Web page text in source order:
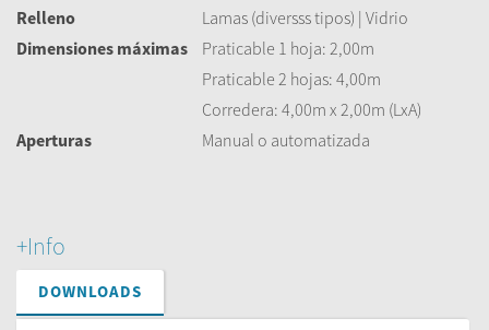
Relleno
Lamas (diversss tipos) | Vidrio
Dimensiones máximas
Praticable 1 hoja: 2,00m
Praticable 2 hojas: 4,00m
Corredera: 4,00m x 2,00m (LxA)
Aperturas
Manual o automatizada
+Info
DOWNLOADS